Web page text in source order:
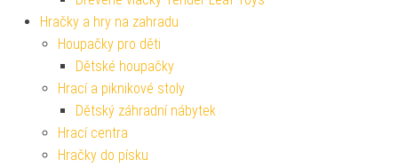
Hračky a hry na zahradu
Houpačky pro děti
Dětské houpačky
Hrací a piknikové stoly
Dětský záhradní nábytek
Hrací centra
Hračky do písku